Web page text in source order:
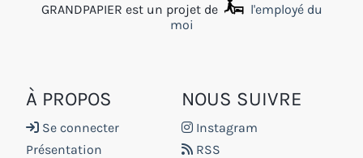
GRANDPAPIER est un projet de
l'employé du
moi
À PROPOS
Se connecter
Présentation
NOUS SUIVRE
Instagram
RSS